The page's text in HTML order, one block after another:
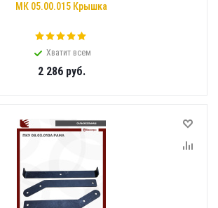
МК 05.00.015 Крышка
Хватит всем
2 286руб.